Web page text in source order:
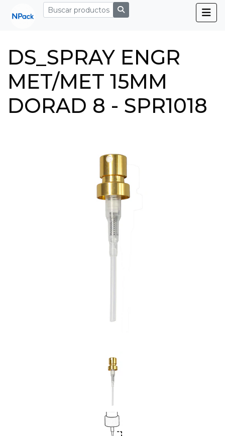
DS_SPRAY ENGR
MET/MET 15MM
DORAD 8 - SPR1018